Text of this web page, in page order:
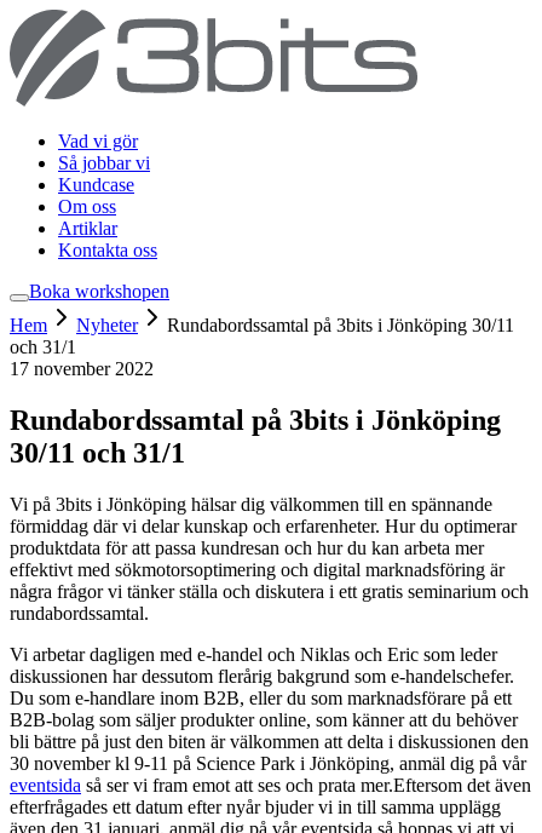
Vad vi gör
Så jobbar vi
Kundcase
Om oss
Artiklar
Kontakta oss
Boka workshopen
Hem
Nyheter
Rundabordssamtal på 3bits i Jönköping 30/11
och 31/1
17 november 2022
Rundabordssamtal på 3bits i Jönköping
30/11 och 31/1
Vi på 3bits i Jönköping hälsar dig välkommen till en spännande
förmiddag där vi delar kunskap och erfarenheter. Hur du optimerar
produktdata för att passa kundresan och hur du kan arbeta mer
effektivt med sökmotorsoptimering och digital marknadsföring är
några frågor vi tänker ställa och diskutera i ett gratis seminarium och
rundabordssamtal.
Vi arbetar dagligen med e-handel och Niklas och Eric som leder
diskussionen har dessutom flerårig bakgrund som e-handelschefer.
Du som e-handlare inom B2B, eller du som marknadsförare på ett
B2B-bolag som säljer produkter online, som känner att du behöver
bli bättre på just den biten är välkommen att delta i diskussionen den
30 november kl 9-11 på Science Park i Jönköping, anmäl dig på vår
eventsida så ser vi fram emot att ses och prata mer.Eftersom det även
efterfrågades ett datum efter nyår bjuder vi in till samma upplägg
även den 31 januari, anmäl dig på vår eventsida så hoppas vi att vi